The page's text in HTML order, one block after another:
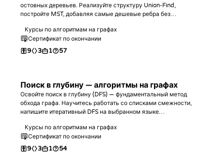
остовных деревьев. Реализуйте структуру Union-Find,
постройте MST, добавляя самые дешевые ребра без
программирования, и научитесь отвечать на запросы о
связности и узких местах.
Курсы по алгоритмам на графах
Сертификат по окончании
9 3 1 57
Поиск в глубину — алгоритмы на графах
Освойте поиск в глубину (DFS) — фундаментальный метод
обхода графа. Научитесь работать со списками смежности,
напишите итеративный DFS на выбранном языке
и используйте алгоритм для поиска и измерения
компонентов связности.
Курсы по алгоритмам на графах
Сертификат по окончании
9 3 1 54